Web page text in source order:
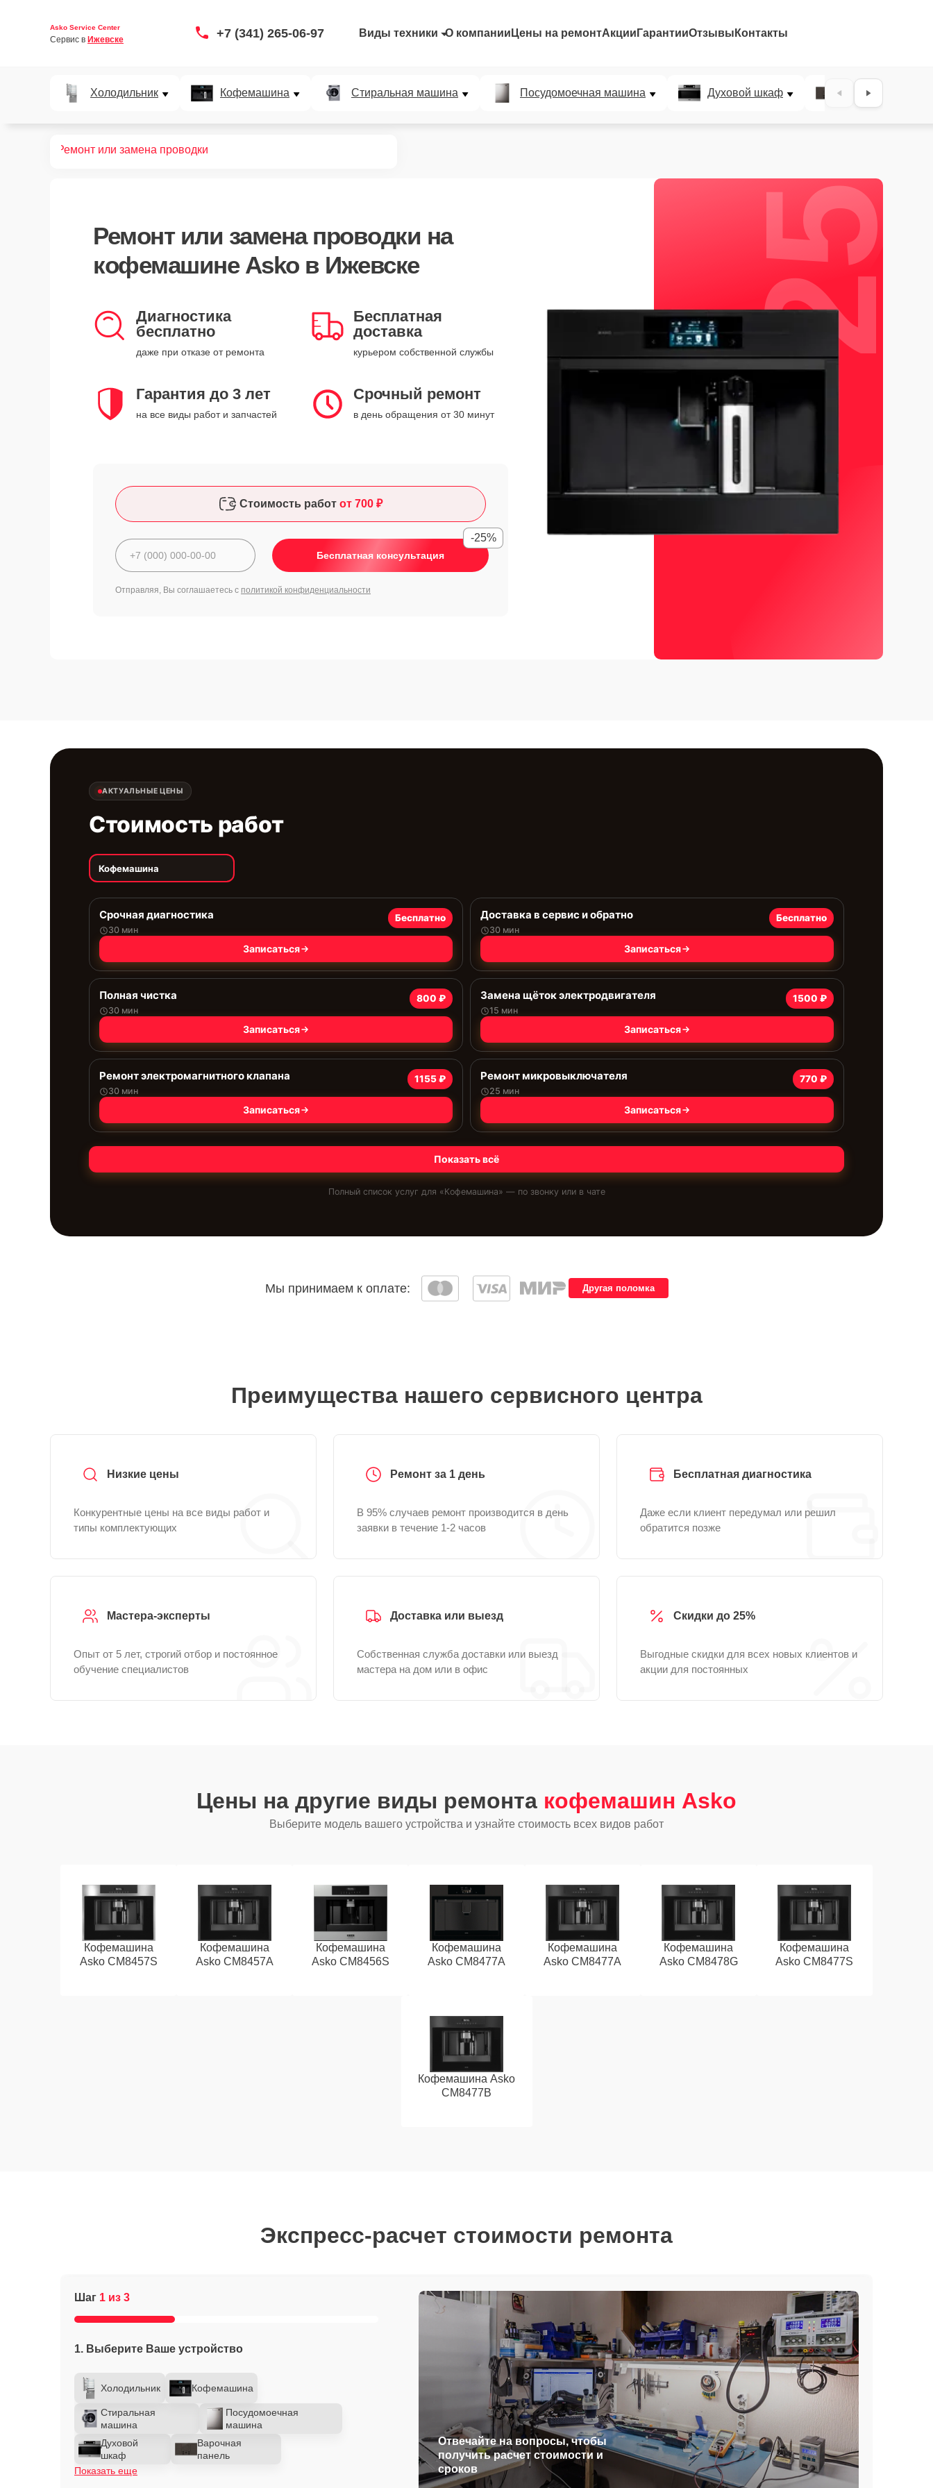
Asko Service Center
Сервис в Ижевске +7 (341) 265-06-97 Виды техники О компании Цены на ремонтАкции ГарантииОтзывы Контакты
Холодильник Кофемашина Стиральная машина Посудомоечная машина Духовой шкаф Варочная
Ремонт или замена проводки
Ремонт или замена проводки на
кофемашине Asko в Ижевске
Диагностика
бесплатно
даже при отказе от ремонта
Бесплатная
доставка
курьером собственной службы
Гарантия до 3 лет
на все виды работ и запчастей
Срочный ремонт
в день обращения от 30 минут
Стоимость работ от 700 ₽
Бесплатная консультация
-25%
Отправляя, Вы соглашаетесь с политикой конфиденциальности
25%
АКТУАЛЬНЫЕ ЦЕНЫ
Стоимость работ
Кофемашина
Срочная диагностика
30 мин
Бесплатно
Записаться
Доставка в сервис и обратно
30 мин
Бесплатно
Записаться
Полная чистка
30 мин
800 ₽
Записаться
Замена щёток электродвигателя
15 мин
1500 ₽
Записаться
Ремонт электромагнитного клапана
30 мин
1155 ₽
Записаться
Ремонт микровыключателя
25 мин
770 ₽
Записаться
Показать всё
Полный список услуг для «Кофемашина» — по звонку или в чате
Мы принимаем к оплате: Другая поломка
Преимущества нашего сервисного центра
Низкие цены
Конкурентные цены на все виды работ и
типы комплектующих
Ремонт за 1 день
В 95% случаев ремонт производится в день
заявки в течение 1-2 часов
Бесплатная диагностика
Даже если клиент передумал или решил
обратится позже
Мастера-эксперты
Опыт от 5 лет, строгий отбор и постоянное
обучение специалистов
Доставка или выезд
Собственная служба доставки или выезд
мастера на дом или в офис
Скидки до 25%
Выгодные скидки для всех новых клиентов и
акции для постоянных
Цены на другие виды ремонта кофемашин Asko
Выберите модель вашего устройства и узнайте стоимость всех видов работ
Кофемашина
Asko CM8457S
Кофемашина
Asko CM8457A
Кофемашина
Asko CM8456S
Кофемашина
Asko CM8477A
Кофемашина
Asko СМ8477А
Кофемашина
Asko CM8478G
Кофемашина
Asko CM8477S
Кофемашина Asko
CM8477B
Экспресс-расчет стоимости ремонта
Шаг 1 из 3
1. Выберите Ваше устройство
Холодильник Кофемашина
Стиральная
машина
Посудомоечная
машина
Духовой
шкаф
Варочная
панель
Показать еще
Отвечайте на вопросы, чтобы
получить расчет стоимости и
сроков